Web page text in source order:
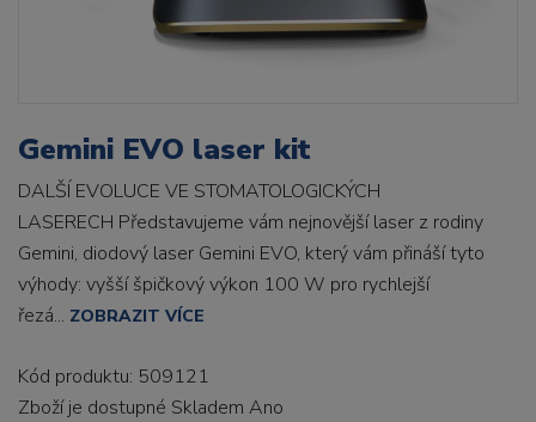
Gemini EVO laser kit
DALŠÍ EVOLUCE VE STOMATOLOGICKÝCH
LASERECH Představujeme vám nejnovější laser z rodiny
Gemini, diodový laser Gemini EVO, který vám přináší tyto
výhody: vyšší špičkový výkon 100 W pro rychlejší
řezá... ZOBRAZIT VÍCE
Kód produktu: 509121
Zboží je dostupné Skladem Ano